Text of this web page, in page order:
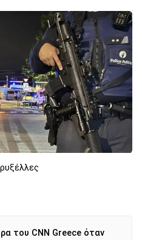
του CNN Greece όταν